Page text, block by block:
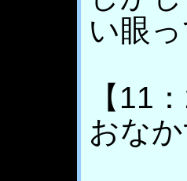
い眼
【11
おなか